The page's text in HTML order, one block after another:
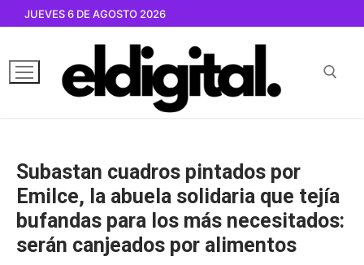
contenido
JUEVES 6 DE AGOSTO 2026
Subastan cuadros pintados por
Emilce, la abuela solidaria que tejía
bufandas para los más necesitados:
serán canjeados por alimentos